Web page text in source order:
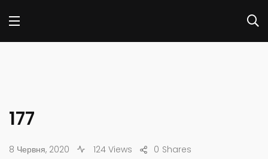
177
8 Червня, 2020 124 Views Shares
0